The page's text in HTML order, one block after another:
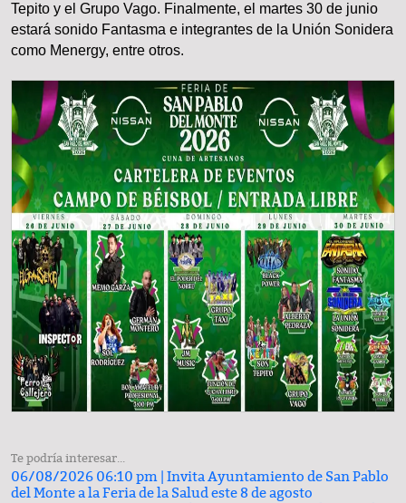
Tepito y el Grupo Vago. Finalmente, el martes 30 de junio
estará sonido Fantasma e integrantes de la Unión Sonidera
como Menergy, entre otros.
Te podría interesar...
06/08/2026 06:10 pm | Invita Ayuntamiento de San Pablo
del Monte a la Feria de la Salud este 8 de agosto